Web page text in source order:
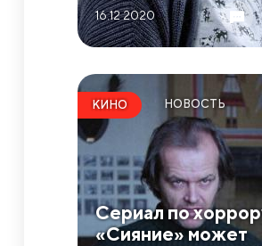
16.12 2020
КИНО НОВОСТЬ
Сериал по
«Сияние» может